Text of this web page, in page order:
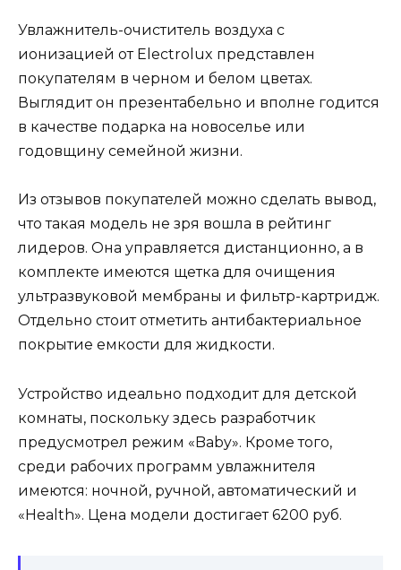
Увлажнитель-очиститель воздуха с
ионизацией от Electrolux представлен
покупателям в черном и белом цветах.
Выглядит он презентабельно и вполне годится
в качестве подарка на новоселье или
годовщину семейной жизни.
Из отзывов покупателей можно сделать вывод,
что такая модель не зря вошла в рейтинг
лидеров. Она управляется дистанционно, а в
комплекте имеются щетка для очищения
ультразвуковой мембраны и фильтр-картридж.
Отдельно стоит отметить антибактериальное
покрытие емкости для жидкости.
Устройство идеально подходит для детской
комнаты, поскольку здесь разработчик
предусмотрел режим «Baby». Кроме того,
среди рабочих программ увлажнителя
имеются: ночной, ручной, автоматический и
«Health». Цена модели достигает 6200 руб.